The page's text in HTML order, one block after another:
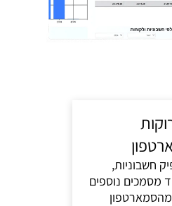
חשבוניות,
מסמכים נוספים